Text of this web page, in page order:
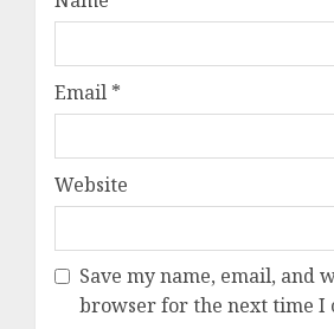
Email *
Website
Save my name, email, and
browser for the next time I